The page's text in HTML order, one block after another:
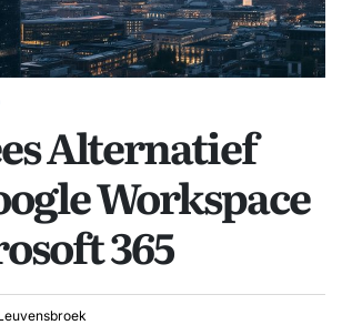
Alternatief
Workspace
365